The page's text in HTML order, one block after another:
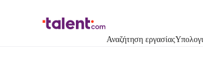
Αναζήτηση εργασίας